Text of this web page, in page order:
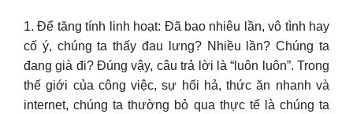
1. Để tăng tính linh hoạt: Đã bao nhiêu lần, vô tình hay
cố ý, chúng ta thấy đau lưng? Nhiều lần? Chúng ta
đang già đi? Đúng vậy, câu trả lời là “luôn luôn”. Trong
thế giới của công việc, sự hối hả, thức ăn nhanh và
internet, chúng ta thường bỏ qua thực tế là chúng ta